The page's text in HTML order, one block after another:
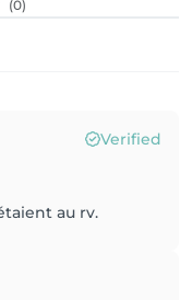
(0)
Verified
au rv.